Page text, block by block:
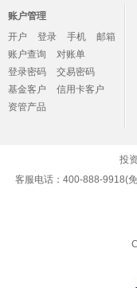
账户管理
开户
登录 手机
邮箱
账户查询
对账单
登录密码
交易密码
基金客户
信用卡客户
资管产品
投
客服电话：400-888-9918(